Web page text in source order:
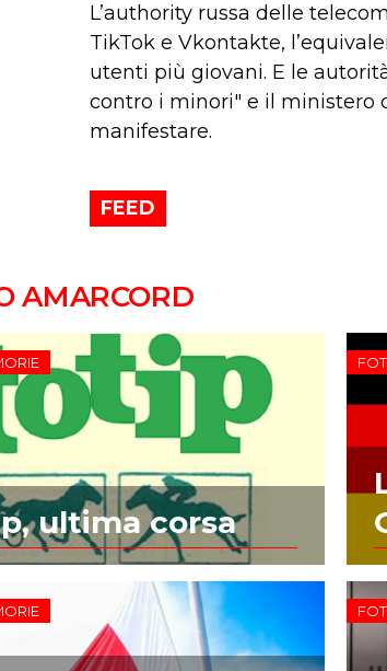
L’authority russa delle
TikTok e Vkontakte,
utenti più giovani. E le
contro i minori" e il ministero
manifestare.
FEED
AMARCORD
ultima corsa